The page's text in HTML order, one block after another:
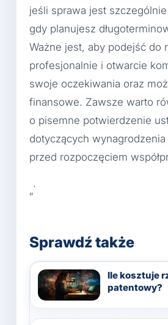
jeśli sprawa jest
gdy planujesz
Ważne jest, aby podejść do
profesjonalnie i otwarcie
swoje oczekiwania oraz
finansowe. Zawsze warto
o pisemne potwierdzenie
dotyczących wynagrodzenia
przed rozpoczęciem
„`
Sprawdź także
Ile kosztuje
patentowy?